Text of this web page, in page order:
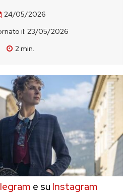
24/05/2026
il: 23/05/2026
2min.
e su Instagram